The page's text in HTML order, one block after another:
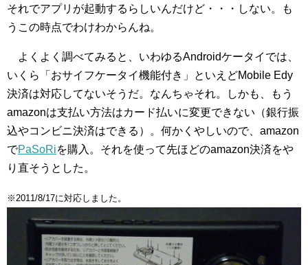
それでアプリが起動するらしいんだけど・・・しない。も
うこの時点でわけわからんね。
よくよく調べてみると、いわゆるAndroidケータイでは、
いくら「おサイフケータイ機能付き」といえどMobile Edy
決済は対応してないそうだ。なんちゃそれ。しかも、もう
amazonは支払い方法はカード払いに変更できない（銀行振
込やコンビニ決済はできる）。何かくやしいので、amazon
でPaSoRiを購入。それを使って先ほどのamazon決済をや
り直そうとした。
※2011/8/17に対応しました。